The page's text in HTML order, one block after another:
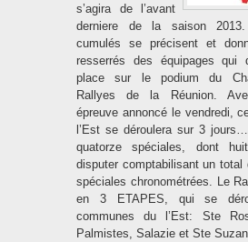
s’agira de l’avant
derniere de la saison
cumulés se précisent et
resserrés des équipages qui
place sur le podium du
Rallyes de la Réunion.
épreuve annoncé le vendredi,
l’Est se déroulera sur 3
quatorze spéciales, dont
disputer comptabilisant un total
spéciales chronométrées. Le
en 3 ETAPES, qui se
communes du l’Est: Ste
Palmistes, Salazie et Ste